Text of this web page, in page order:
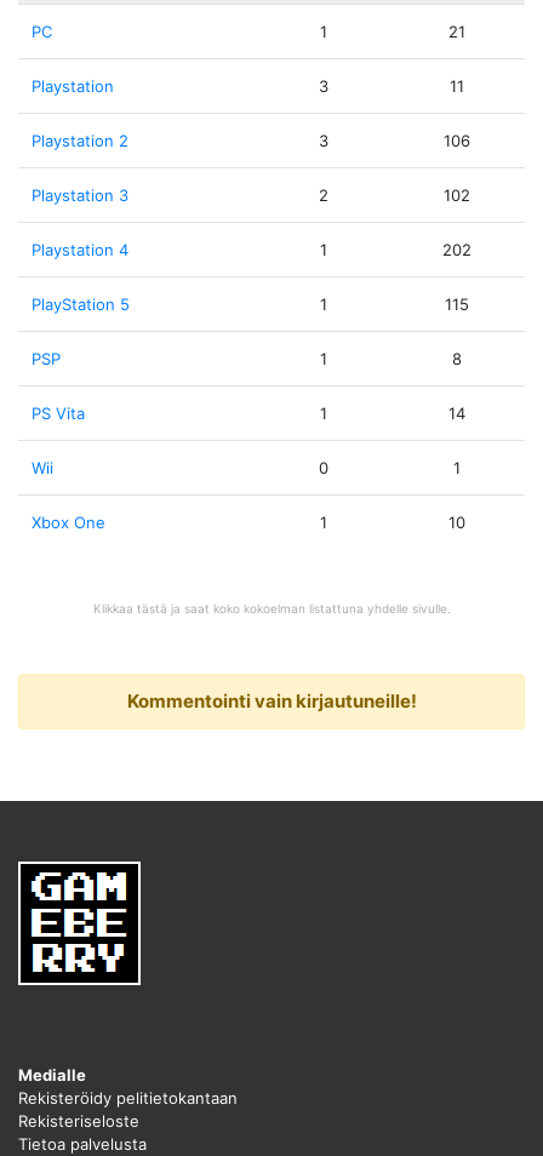
PC 1 21
Playstation 3 11
Playstation 2 3 106
Playstation 3 2 102
Playstation 4 1 202
PlayStation 5 1 115
PSP 1 8
PS Vita 1 14
Wii 0 1
Xbox One 1 10
Klikkaa tästä ja saat koko kokoelman listattuna yhdelle sivulle.
Kommentointi vain kirjautuneille!
Medialle
Rekisteröidy pelitietokantaan
Rekisteriseloste
Tietoa palvelusta